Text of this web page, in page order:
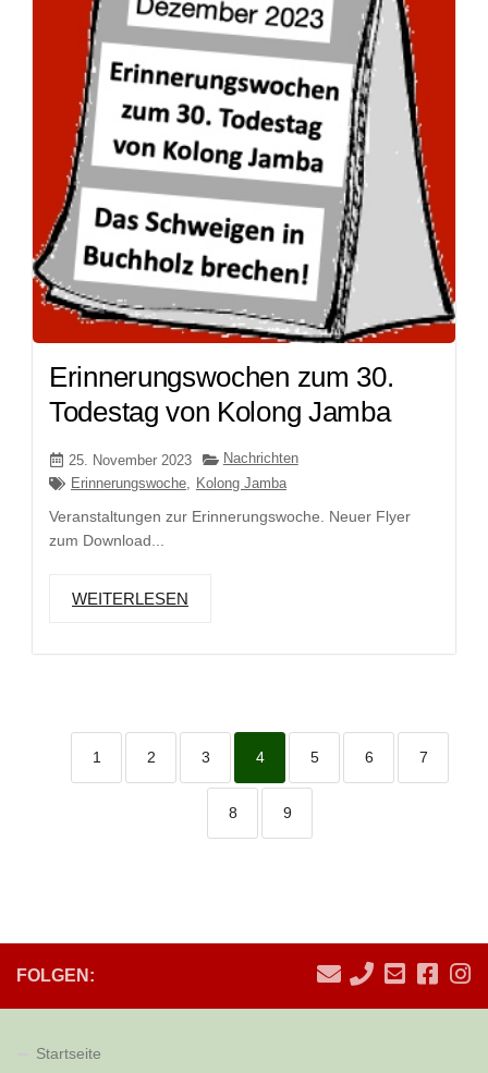
Erinnerungswochen zum 30.
Todestag von Kolong Jamba
25. November 2023
Nachrichten
Erinnerungswoche, Kolong Jamba
Veranstaltungen zur Erinnerungswoche. Neuer Flyer
zum Download...
WEITERLESEN
1 2 3 4 5 6 7
8 9
FOLGEN:
Startseite